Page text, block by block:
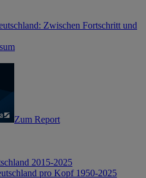
Zwischen Fortschritt und
Zum Report
2015-2025
pro Kopf 1950-2025